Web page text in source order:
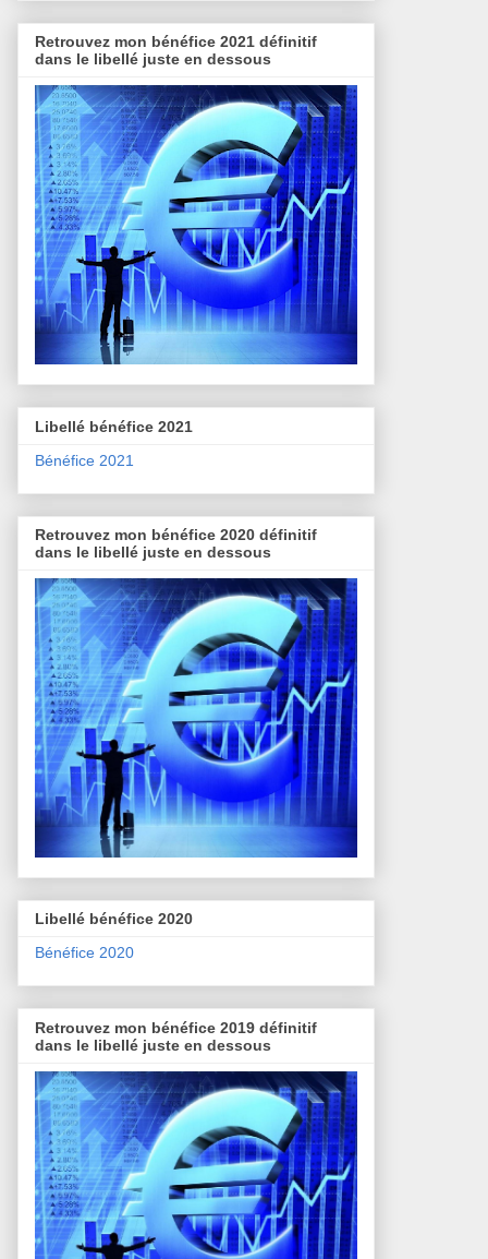
Retrouvez mon bénéfice 2021 définitif
dans le libellé juste en dessous
Libellé bénéfice 2021
Bénéfice 2021
Retrouvez mon bénéfice 2020 définitif
dans le libellé juste en dessous
Libellé bénéfice 2020
Bénéfice 2020
Retrouvez mon bénéfice 2019 définitif
dans le libellé juste en dessous